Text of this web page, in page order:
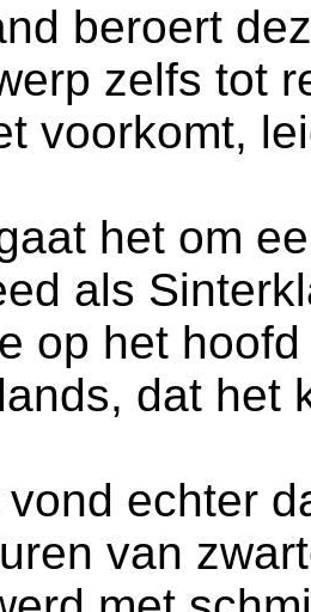
beroert
zelfs tot
voorkomt,
het om
als
op het
dat het
echter
van